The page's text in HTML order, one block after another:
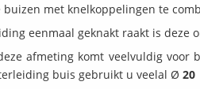
met knelkoppelingen te
eenmaal geknakt raakt is deze
afmeting komt veelvuldig
buis gebruikt u veelal Ø 20